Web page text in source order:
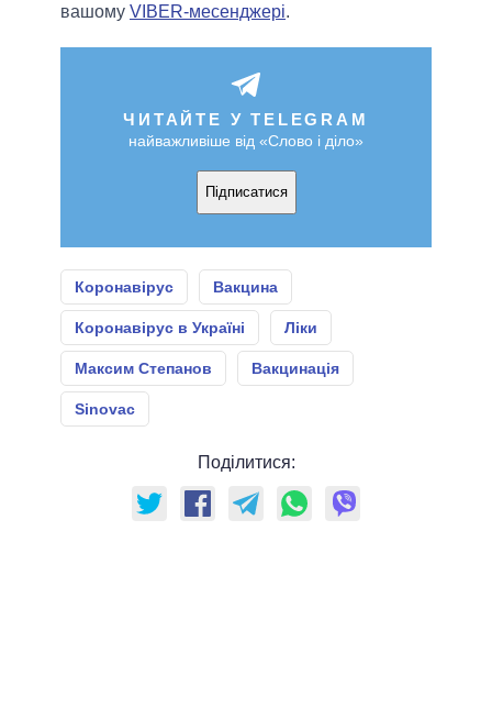
вашому VIBER-месенджері.
ЧИТАЙТЕ У TELEGRAM
найважливіше від «Слово і діло»
Підписатися
Коронавірус Вакцина
Коронавірус в Україні Ліки
Максим Степанов Вакцинація
Sinovac
Поділитися: